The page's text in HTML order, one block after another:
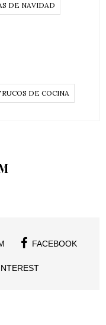
DE NAVIDAD
DE COCINA
FACEBOOK